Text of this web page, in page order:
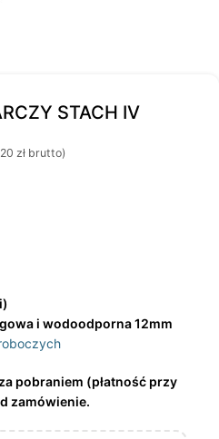
STACH IV
zł brutto)
i wodoodporna 12mm
pobraniem (płatność przy
zamówienie.